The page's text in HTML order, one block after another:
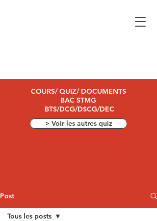
COURS/ QUIZ/ DOCUMENTS
BAC STMG
BTS/DCG/DSCG/DEC
> Voir les autres quiz
Post
Tous les posts